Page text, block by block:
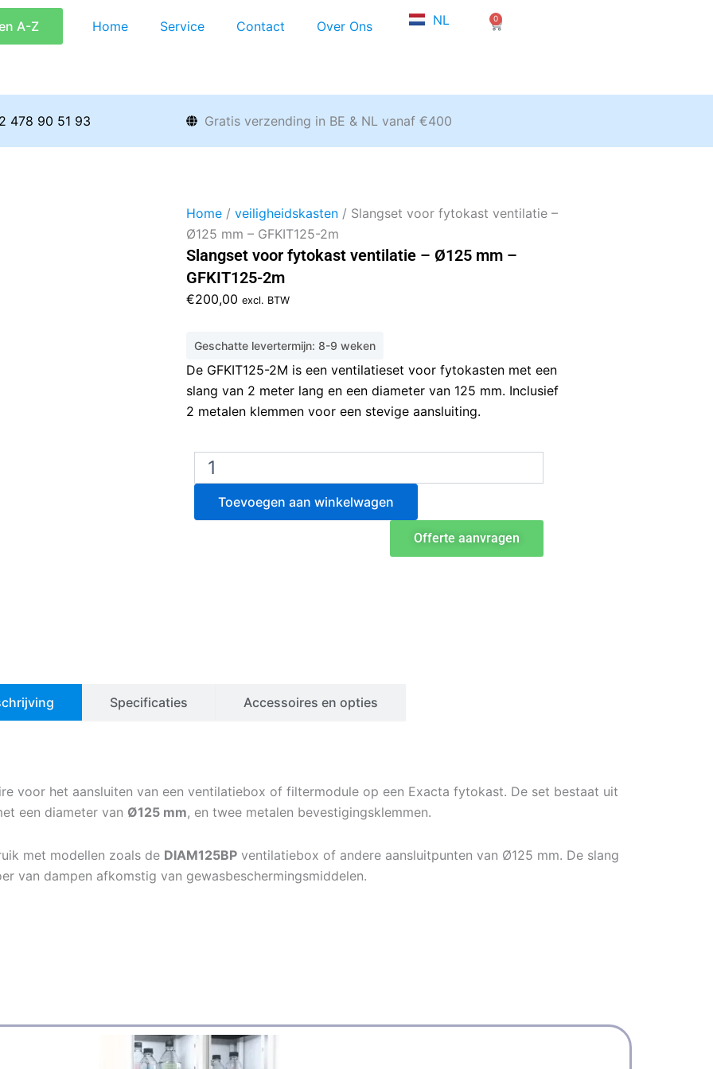
A-Z Home Service Contact Over Ons NL
EN
0
Winkelwagen
478 90 51 93 Gratis verzending in BE & NL vanaf €400
Home / veiligheidskasten / Slangset voor fytokast ventilatie –
Ø125 mm – GFKIT125-2m
Slangset voor fytokast ventilatie – Ø125 mm –
GFKIT125-2m
€200,00 excl. BTW
Geschatte levertermijn: 8-9 weken
De GFKIT125-2M is een ventilatieset voor fytokasten met een
slang van 2 meter lang en een diameter van 125 mm. Inclusief
2 metalen klemmen voor een stevige aansluiting.
Slangset
voor
fytokast
ventilatie
–
Toevoegen aan winkelwagen
Offerte aanvragen
Specificaties Accessoires en opties
voor het aansluiten van een ventilatiebox of filtermodule op een Exacta fytokast. De set bestaat uit
een diameter van Ø125 mm, en twee metalen bevestigingsklemmen.
met modellen zoals de DIAM125BP ventilatiebox of andere aansluitpunten van Ø125 mm. De slang
van dampen afkomstig van gewasbeschermingsmiddelen.